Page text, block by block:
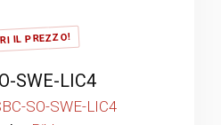
IL PREZZO!
SWE-LIC4
SO-SWE-LIC4